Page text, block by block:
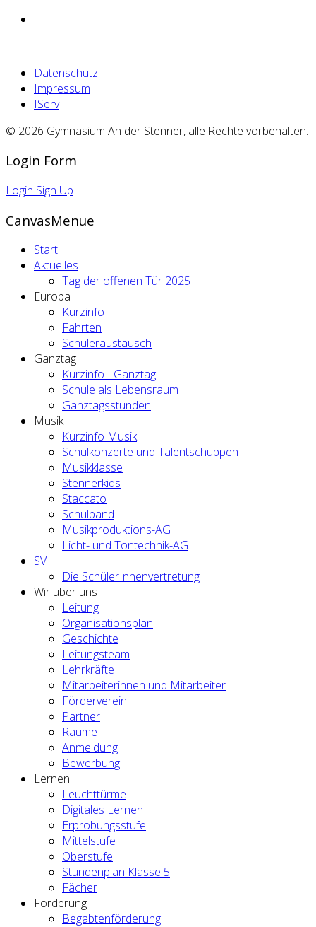
Datenschutz
Impressum
IServ
© 2026 Gymnasium An der Stenner, alle Rechte vorbehalten.
Login Form
Login Sign Up
CanvasMenue
Start
Aktuelles
Tag der offenen Tür 2025
Europa
Kurzinfo
Fahrten
Schüleraustausch
Ganztag
Kurzinfo - Ganztag
Schule als Lebensraum
Ganztagsstunden
Musik
Kurzinfo Musik
Schulkonzerte und Talentschuppen
Musikklasse
Stennerkids
Staccato
Schulband
Musikproduktions-AG
Licht- und Tontechnik-AG
SV
Die SchülerInnenvertretung
Wir über uns
Leitung
Organisationsplan
Geschichte
Leitungsteam
Lehrkräfte
Mitarbeiterinnen und Mitarbeiter
Förderverein
Partner
Räume
Anmeldung
Bewerbung
Lernen
Leuchttürme
Digitales Lernen
Erprobungsstufe
Mittelstufe
Oberstufe
Stundenplan Klasse 5
Fächer
Förderung
Begabtenförderung